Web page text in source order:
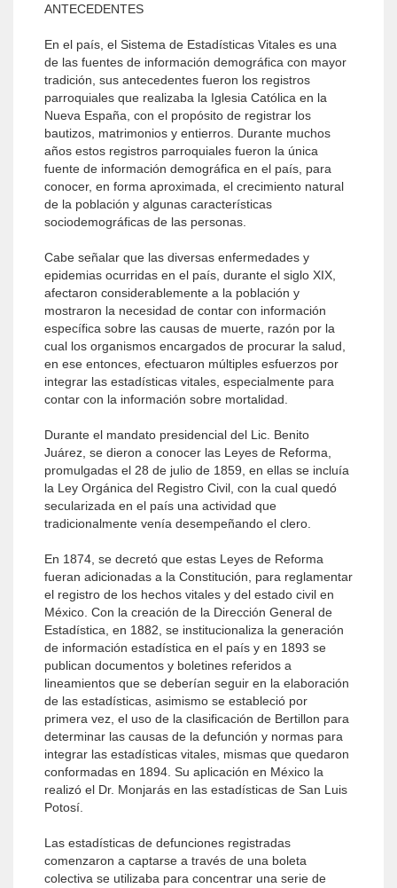
ANTECEDENTES
En el país, el Sistema de Estadísticas Vitales es una
de las fuentes de información demográfica con mayor
tradición, sus antecedentes fueron los registros
parroquiales que realizaba la Iglesia Católica en la
Nueva España, con el propósito de registrar los
bautizos, matrimonios y entierros. Durante muchos
años estos registros parroquiales fueron la única
fuente de información demográfica en el país, para
conocer, en forma aproximada, el crecimiento natural
de la población y algunas características
sociodemográficas de las personas.
Cabe señalar que las diversas enfermedades y
epidemias ocurridas en el país, durante el siglo XIX,
afectaron considerablemente a la población y
mostraron la necesidad de contar con información
específica sobre las causas de muerte, razón por la
cual los organismos encargados de procurar la salud,
en ese entonces, efectuaron múltiples esfuerzos por
integrar las estadísticas vitales, especialmente para
contar con la información sobre mortalidad.
Durante el mandato presidencial del Lic. Benito
Juárez, se dieron a conocer las Leyes de Reforma,
promulgadas el 28 de julio de 1859, en ellas se incluía
la Ley Orgánica del Registro Civil, con la cual quedó
secularizada en el país una actividad que
tradicionalmente venía desempeñando el clero.
En 1874, se decretó que estas Leyes de Reforma
fueran adicionadas a la Constitución, para reglamentar
el registro de los hechos vitales y del estado civil en
México. Con la creación de la Dirección General de
Estadística, en 1882, se institucionaliza la generación
de información estadística en el país y en 1893 se
publican documentos y boletines referidos a
lineamientos que se deberían seguir en la elaboración
de las estadísticas, asimismo se estableció por
primera vez, el uso de la clasificación de Bertillon para
determinar las causas de la defunción y normas para
integrar las estadísticas vitales, mismas que quedaron
conformadas en 1894. Su aplicación en México la
realizó el Dr. Monjarás en las estadísticas de San Luis
Potosí.
Las estadísticas de defunciones registradas
comenzaron a captarse a través de una boleta
colectiva se utilizaba para concentrar una serie de